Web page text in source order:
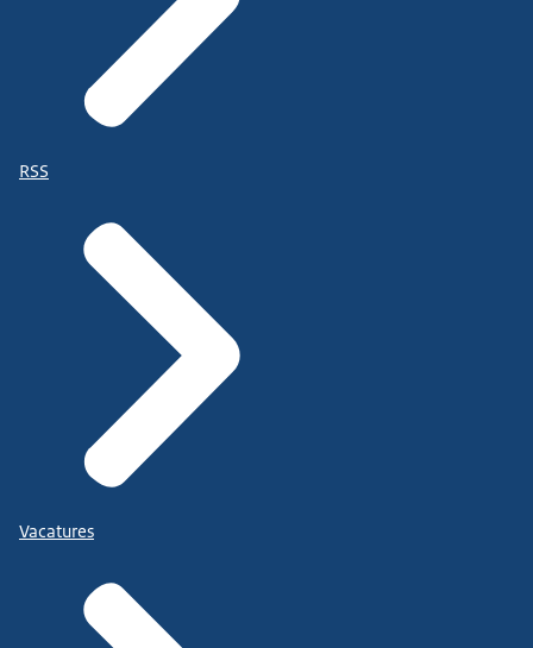
RSS
Vacatures